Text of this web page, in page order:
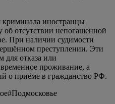
иностранцы
об отсутствии непогашенной
При наличии судимости
преступлении. Эти
для отказа или
проживание, а
о приёме в гражданство РФ.